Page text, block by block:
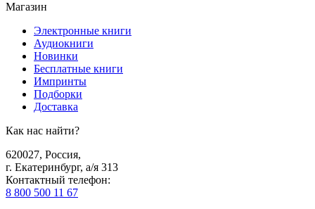
Магазин
Электронные книги
Аудиокниги
Новинки
Бесплатные книги
Импринты
Подборки
Доставка
Как нас найти?
620027, Россия,
г. Екатеринбург, а/я 313
Контактный телефон:
8 800 500 11 67